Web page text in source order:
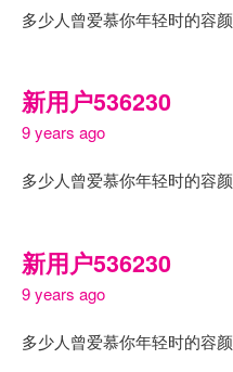
多少人曾爱慕你年轻时的容颜
新用户536230
9 years ago
多少人曾爱慕你年轻时的容颜
新用户536230
9 years ago
多少人曾爱慕你年轻时的容颜